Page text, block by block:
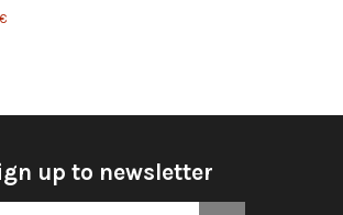
up to newsletter